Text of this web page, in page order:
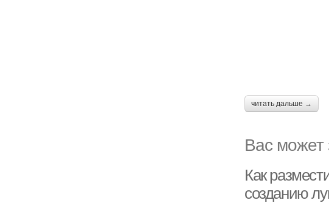
читать дальше →
Вас может
Как
созданию